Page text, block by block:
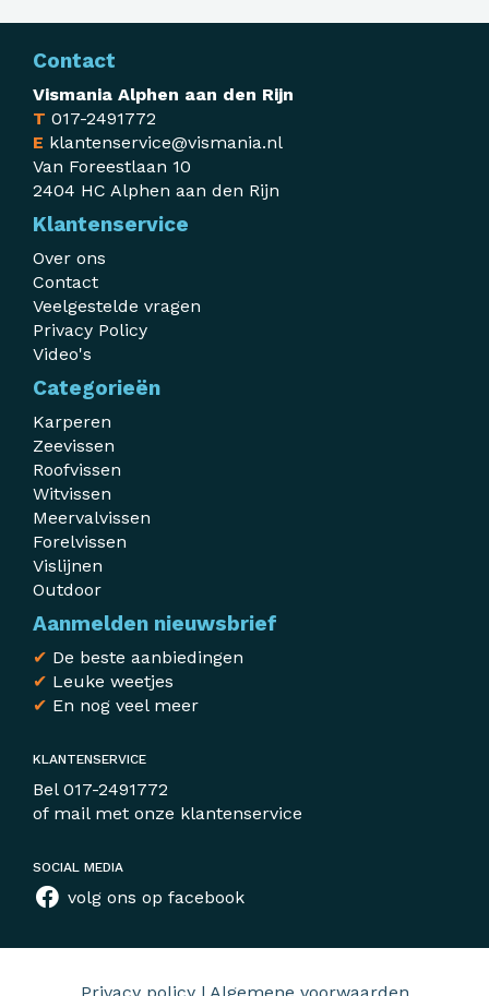
Contact
Vismania Alphen aan den Rijn
T 017-2491772
E klantenservice@vismania.nl
Van Foreestlaan 10
2404 HC Alphen aan den Rijn
Klantenservice
Over ons
Contact
Veelgestelde vragen
Privacy Policy
Video's
Categorieën
Karperen
Zeevissen
Roofvissen
Witvissen
Meervalvissen
Forelvissen
Vislijnen
Outdoor
Aanmelden nieuwsbrief
✔ De beste aanbiedingen
✔ Leuke weetjes
✔ En nog veel meer
KLANTENSERVICE
Bel 017-2491772
of mail met onze klantenservice
SOCIAL MEDIA
volg ons op facebook